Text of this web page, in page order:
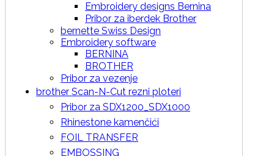
Embroidery designs Bernina
Pribor za iberdek Brother
bernette Swiss Design
Embroidery software
BERNINA
BROTHER
Pribor za vezenje
brother Scan-N-Cut rezni ploteri
Pribor za SDX1200_SDX1000
Rhinestone kamenčići
FOIL TRANSFER
EMBOSSING